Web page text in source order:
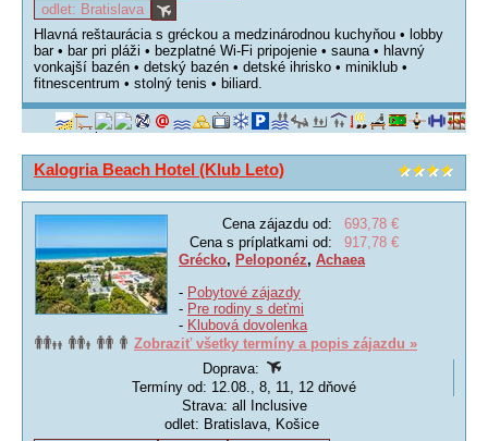
odlet: Bratislava
Hlavná reštaurácia s gréckou a medzinárodnou kuchyňou • lobby
bar • bar pri pláži • bezplatné Wi-Fi pripojenie • sauna • hlavný
vonkajší bazén • detský bazén • detské ihrisko • miniklub •
fitnescentrum • stolný tenis • biliard.
Kalogria Beach Hotel (Klub Leto)
Cena zájazdu od:
693,78 €
Cena s príplatkami od:
917,78 €
Grécko, Peloponéz, Achaea
- Pobytové zájazdy
- Pre rodiny s deťmi
- Klubová dovolenka
Zobraziť všetky termíny a popis zájazdu »
Doprava:
Termíny od: 12.08., 8, 11, 12 dňové
Strava: all Inclusive
odlet: Bratislava, Košice